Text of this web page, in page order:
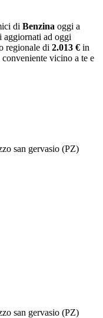
di Benzina oggi a
aggiornati ad oggi
regionale di 2.013 € in
vicino a te e
san gervasio (PZ)
san gervasio (PZ)